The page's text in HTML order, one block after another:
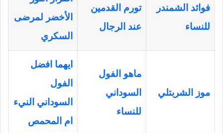
فوائد الشمندر
للنساء
تورم القدمين
عند الرجال
الأخضر لمرضى
السكري
موز الشربتلي
ماهو الفول
السوداني
للنساء
ايهما افضل
الفول
السوداني النيء
ام المحمص